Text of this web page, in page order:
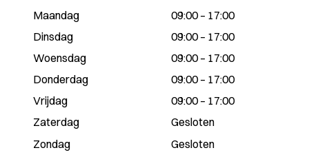
Maandag
09:00 – 17:00
Dinsdag
09:00 – 17:00
Woensdag
09:00 – 17:00
Donderdag
09:00 – 17:00
Vrijdag
09:00 – 17:00
Zaterdag
Gesloten
Zondag
Gesloten